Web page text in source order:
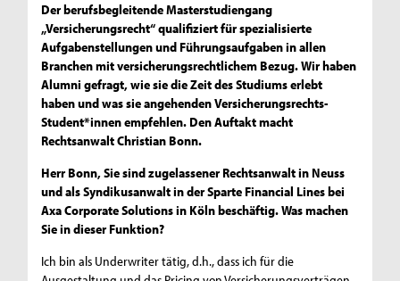
Der berufsbegleitende Masterstudiengang
„Versicherungsrecht“ qualifiziert für spezialisierte
Aufgabenstellungen und Führungsaufgaben in allen
Branchen mit versicherungsrechtlichem Bezug. Wir haben
Alumni gefragt, wie sie die Zeit des Studiums erlebt
haben und was sie angehenden Versicherungsrechts-
Student*innen empfehlen. Den Auftakt macht
Rechtsanwalt Christian Bonn.
Herr Bonn, Sie sind zugelassener Rechtsanwalt in Neuss
und als Syndikusanwalt in der Sparte Financial Lines bei
Axa Corporate Solutions in Köln beschäftig. Was machen
Sie in dieser Funktion?
Ich bin als Underwriter tätig, d.h., dass ich für die